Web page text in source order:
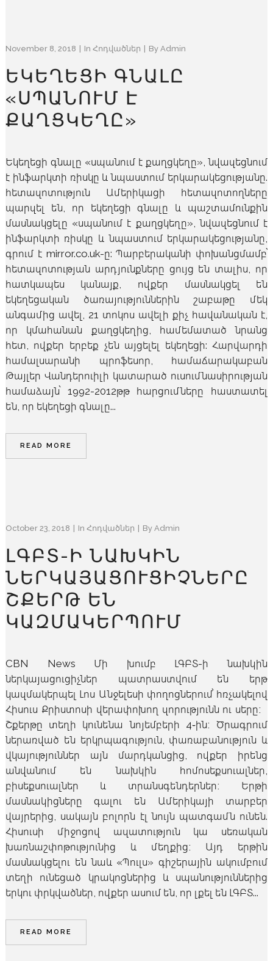
November 8, 2018 In Հոդվածներ By Admin
ԵԿԵՂԵՑԻ ԳՆԱԼԸ
«ՍՊԱՆՈՒՄ Է
ՔԱՂՑԿԵՂԸ»
Եկեղեցի գնալը «սպանում է քաղցկեղը», նվազեցնում
է ինֆարկտի ռիսկը և նպաստում երկարակեցությանը.
հետազոտություն Ամերիկացի հետազոտողները
պարզել են, որ եկեղեցի գնալը և պաշտամունքին
մասնակցելը «սպանում է քաղցկեղը», նվազեցնում է
ինֆարկտի ռիսկը և նպաստում երկարակեցությանը,
գրում է mirror.co.uk-ը: Պարբերականի փոխանցմամբ՝
հետազոտության արդյունքները ցույց են տալիս, որ
հատկապես կանայք, ովքեր մասնակցել են
եկեղեցական ծառայություններին շաբաթը մեկ
անգամից ավել, 21 տոկոս ավելի քիչ հավանական է,
որ կմահանան քաղցկեղից, համեմատած նրանց
հետ, ովքեր երբեք չեն այցելել եկեղեցի: Հարվարդի
համալսարանի պրոֆեսոր, համաճարակաբան
Թայլեր Վանդերուիլի կատարած ուսումնասիրության
համաձայն՝ 1992-2012թթ հարցումները հաստատել
են, որ եկեղեցի գնալը...
READ MORE
October 23, 2018 In Հոդվածներ By Admin
ԼԳԲՏ-Ի ՆԱԽԿԻՆ
ՆԵՐԿԱՅԱՑՈՒՑԻՉՆԵՐԸ
ՇՔԵՐԹ ԵՆ
ԿԱԶՄԱԿԵՐՊՈՒՄ
CBN News Մի խումբ ԼԳԲՏ-ի նախկին
ներկայացուցիչներ պատրաստվում են երթ
կազմակերպել Լոս Անջելեսի փողոցներում՝ հռչակելով
Հիսուս Քրիստոսի վերափոխող զորությունն ու սերը։
Շքերթը տեղի կունենա նոյեմբերի 4֊ին։ Ծրագրում
ներառված են երկրպագություն, փառաբանություն և
վկայություններ այն մարդկանցից, ովքեր իրենց
անվանում են նախկին հոմոսեքսուալներ,
բիսեքսուալներ և տրանսգենդերներ։ Երթի
մասնակիցները գալու են Ամերիկայի տարբեր
վայրերից, սակայն բոլորն էլ նույն պատգամն ունեն.
Հիսուսի միջոցով ազատություն կա սեռական
խառնաշփոթությունից և մեղքից։ Այդ երթին
մասնակցելու են նաև «Պուլս» գիշերային ակումբում
տեղի ունեցած կրակոցներից և սպանություններից
երկու փրկվածներ, ովքեր ասում են, որ լքել են ԼԳԲՏ...
READ MORE